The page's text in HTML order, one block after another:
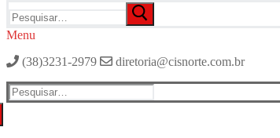
por:
Menu
(38)3231-2979
diretoria@cisnorte.com.br
Pesquisar
por: